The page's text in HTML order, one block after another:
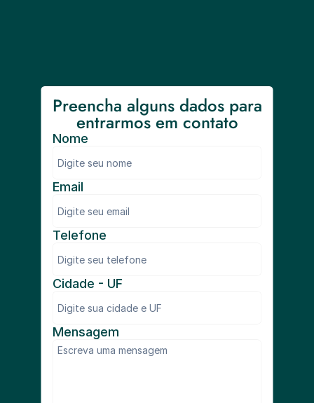
Preencha alguns dados para
entrarmos em contato
Email
Telefone
Nome
Cidade - UF
Mensagem